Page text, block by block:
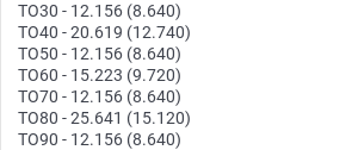
ТО30 - 12.156 (8.640)
ТО40 - 20.619 (12.740)
ТО50 - 12.156 (8.640)
ТО60 - 15.223 (9.720)
ТО70 - 12.156 (8.640)
ТО80 - 25.641 (15.120)
ТО90 - 12.156 (8.640)